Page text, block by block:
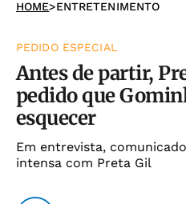
HOME>ENTRETENIMENTO
PEDIDO ESPECIAL
Antes de partir,
pedido que
esquecer
Em entrevista,
intensa com Preta Gil